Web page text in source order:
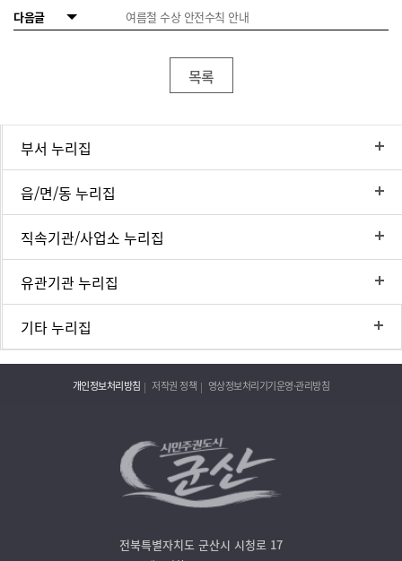
다음글
여름철 수상 안전수칙 안내
목록
부서 누리집
읍/면/동 누리집
직속기관/사업소 누리집
유관기관 누리집
기타 누리집
개인정보처리방침 저작권 정책 영상정보처리기기운영·관리방침
전북특별자치도 군산시 시청로 17